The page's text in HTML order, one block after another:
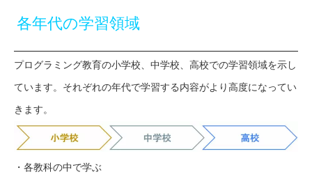
各年代の学習領域
プログラミング教育の小学校、中学校、高校での学習領域を示し
ています。それぞれの年代で学習する内容がより高度になってい
きます。
・各教科の中で学ぶ